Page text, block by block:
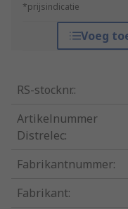
*prijsindicatie
Voeg
RS-stocknr.:
Artikelnummer
Distrelec:
Fabrikantnummer:
Fabrikant: